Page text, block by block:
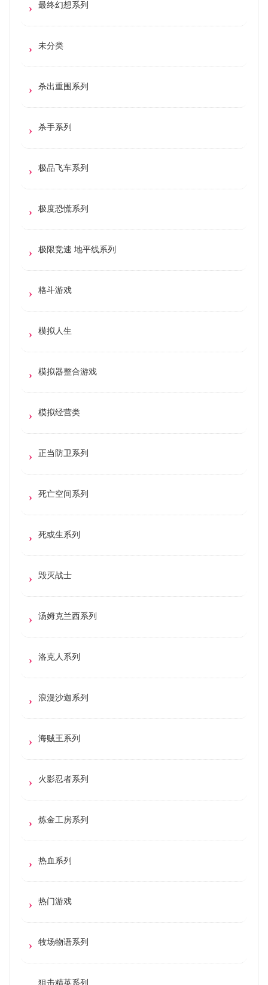
最终幻想系列
未分类
杀出重围系列
杀手系列
极品飞车系列
极度恐慌系列
极限竞速 地平线系列
格斗游戏
模拟人生
模拟器整合游戏
模拟经营类
正当防卫系列
死亡空间系列
死或生系列
毁灭战士
汤姆克兰西系列
洛克人系列
浪漫沙迦系列
海贼王系列
火影忍者系列
炼金工房系列
热血系列
热门游戏
牧场物语系列
狙击精英系列